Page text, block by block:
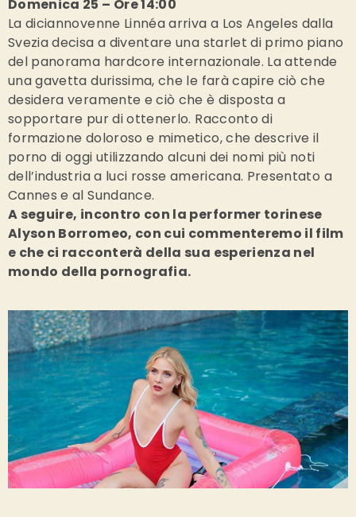
Domenica 25 – Ore 14:00
La diciannovenne Linnéa arriva a Los Angeles dalla
Svezia decisa a diventare una starlet di primo piano
del panorama hardcore internazionale. La attende
una gavetta durissima, che le farà capire ciò che
desidera veramente e ciò che è disposta a
sopportare pur di ottenerlo. Racconto di
formazione doloroso e mimetico, che descrive il
porno di oggi utilizzando alcuni dei nomi più noti
dell’industria a luci rosse americana. Presentato a
Cannes e al Sundance.
A seguire, incontro con la performer torinese
Alyson Borromeo, con cui commenteremo il film
e che ci racconterà della sua esperienza nel
mondo della pornografia.